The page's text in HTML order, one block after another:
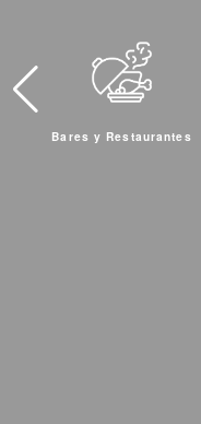
Bienestar, salud y Belleza